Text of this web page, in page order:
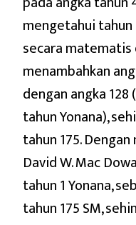
mengetahui tahun
secara matematis
menambahkan
dengan angka
tahun Yonana),
tahun 175.
David W. Mac
tahun 1 Yonana,
tahun 175 SM,